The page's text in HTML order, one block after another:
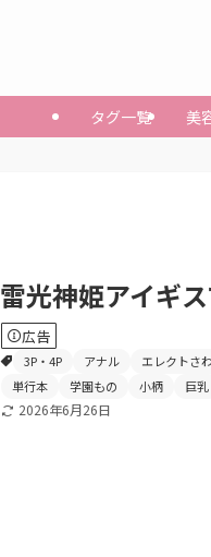
タグ一覧 美
雷光神姫アイギ
広告
3P・4P アナル
エレクトさ
単行本
学園もの 小柄 巨乳
2026年6月26日